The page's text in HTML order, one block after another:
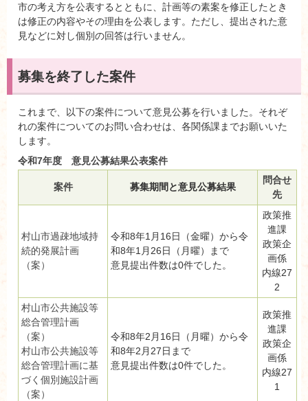
市の考え方を公表するとともに、計画等の素案を修正したとき
は修正の内容やその理由を公表します。ただし、提出された意
見などに対し個別の回答は行いません。
募集を終了した案件
これまで、以下の案件について意見公募を行いました。それぞ
れの案件についてのお問い合わせは、各関係課までお願いいた
します。
令和7年度 意見公募結果公表案件
案件 募集期間と意見公募結果
問合せ
先
村山市過疎地域持
続的発展計画
（案）
令和8年1月16日（金曜）から令
和8年1月26日（月曜）まで
意見提出件数は0件でした。
政策推
進課
政策企
画係
内線27
2
村山市公共施設等
総合管理計画
（案）
村山市公共施設等
総合管理計画に基
づく個別施設計画
（案）
令和8年2月16日（月曜）から令
和8年2月27日まで
意見提出件数は0件でした。
政策推
進課
政策企
画係
内線27
1